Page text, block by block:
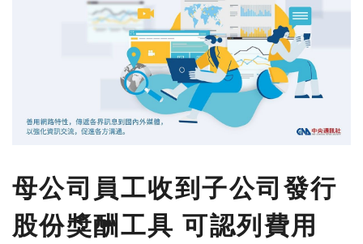
母公司員工收到子公司發行
股份獎酬工具 可認列費用